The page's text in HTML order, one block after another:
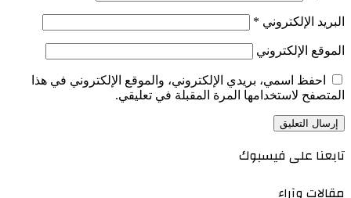
البريد الإلكتروني *
الموقع الإلكتروني
احفظ اسمي، بريدي الإلكتروني، والموقع الإلكتروني في هذا
المتصفح لاستخدامها المرة المقبلة في تعليقي.
تابعنا على فيسبوك
مقالات وآراء